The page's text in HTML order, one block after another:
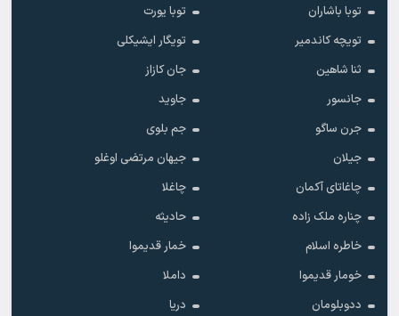
توبا باشاران
توبا یورت
تویچه کاندمیر
تویگار ایشیکلی
ثنا شاهین
جان کازاز
جانسور
جاوید
جرن ساگو
جم بلوی
جیلان
جیهان مرتضی اوغلو
چاغاتای آکمان
چاغلا
چناره ملک زاده
حادیثه
خاطره اسلام
خمار قدیموا
خومار قدیموا
داملا
ددوبلومان
دریا